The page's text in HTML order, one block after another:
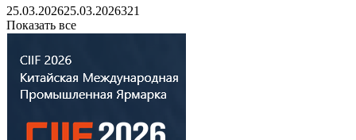
25.03.202625.03.2026321
Показать все